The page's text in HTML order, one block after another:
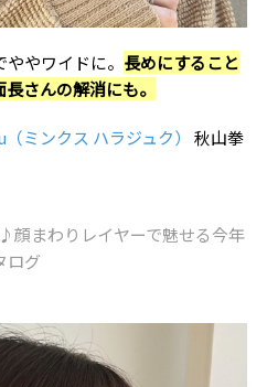
やワイドに。 長めにすること
さんの解消にも。
ミンクス ハラジュク）
秋山拳
顔まわりレイヤーで魅せる今年
ログ